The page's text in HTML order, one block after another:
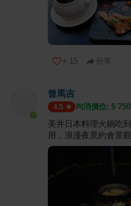
+ 15 分享
曾馬吉
4.5 均消價位: $ 750
美井日本料理火鍋吃
用，浪漫夜景約會景